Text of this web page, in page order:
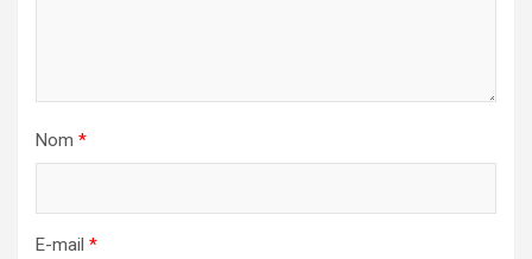
Nom *
E-mail *